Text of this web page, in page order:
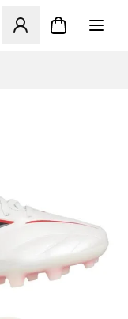
un modal para iniciar